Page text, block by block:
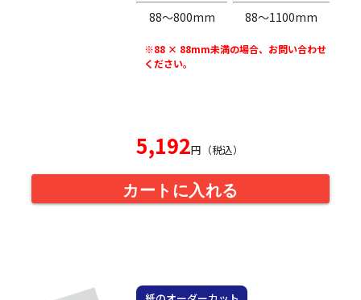
88〜800mm
88〜1100mm
※88 × 88mm未満の場合、お問い合わせ
ください。
5,192円（税込）
カートに入れる